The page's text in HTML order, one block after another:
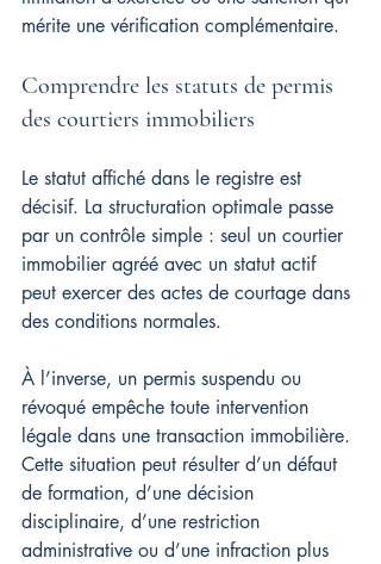
mérite une vérification complémentaire.
Comprendre les statuts de permis
des courtiers immobiliers
Le statut affiché dans le registre est
décisif. La structuration optimale passe
par un contrôle simple : seul un courtier
immobilier agréé avec un statut actif
peut exercer des actes de courtage dans
des conditions normales.
À l’inverse, un permis suspendu ou
révoqué empêche toute intervention
légale dans une transaction immobilière.
Cette situation peut résulter d’un défaut
de formation, d’une décision
disciplinaire, d’une restriction
administrative ou d’une infraction plus